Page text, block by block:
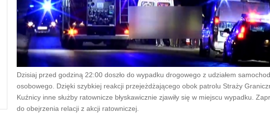
Dzisiaj przed godziną 22:00 doszło do wypadku drogowego z udziałem
osobowego. Dzięki szybkiej reakcji przejeżdżającego obok patrolu Straży
Kuźnicy inne służby ratownicze błyskawicznie zjawiły się w miejscu wypadku.
do obejrzenia relacji z akcji ratowniczej.